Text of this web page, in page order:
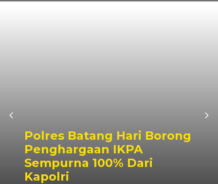
Polres Batang Hari Borong
Penghargaan IKPA
Sempurna 100% Dari
Kapolri